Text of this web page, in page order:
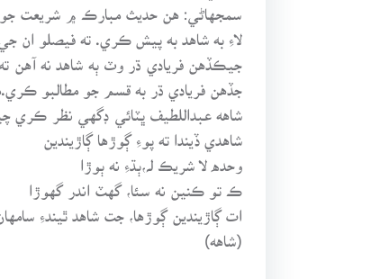
سمجهاڻي: هن حديث مبارڪ ۾ شريعت
لاءِ به شاهد به پيش ڪري. ته فيصلو ان
جيڪڏهن فريادي ڌر وٽ ٻه شاهد نه آهن
جڏهن فريادي ڌر به قسم جو مطالبو
شاهه عبداللطيف ڀٽائي ڊگهي نظر ڪري
شاهدي ڏيندا ته پوءِ ڳوڙها ڳاڙيندين
وحده لا شريڪ لہ،ٻڌءِ نه ٻوڙا
ڪ تو ڪنين نه سئا، گهٽ اندر گهوڙا
ات ڳاڙيندين ڳوڙها، جت شاهد ٿيندءِ سامهان
(شاهه)